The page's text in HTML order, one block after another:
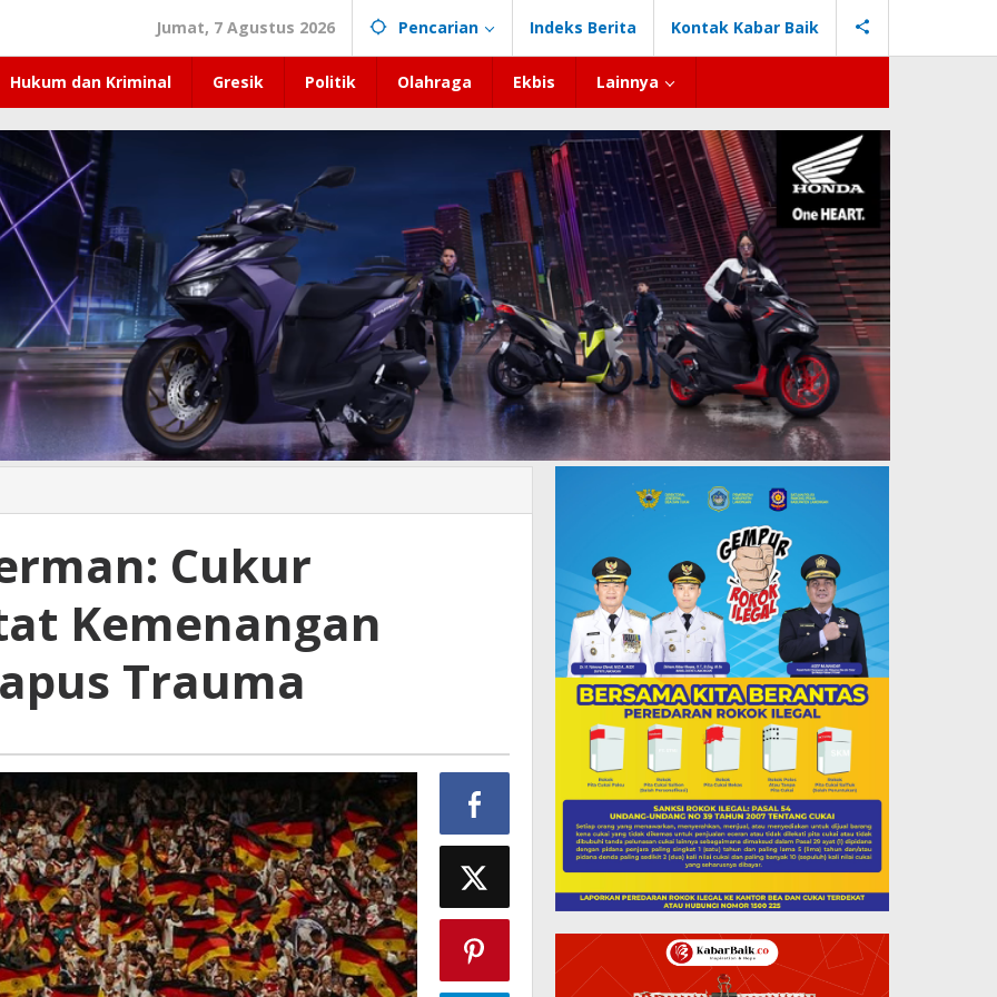
Jumat, 7 Agustus 2026 Pencarian Indeks Berita Kontak Kabar Baik
Hukum dan Kriminal Gresik Politik Olahraga Ekbis Lainnya
Cukur
Kemenangan
Trauma